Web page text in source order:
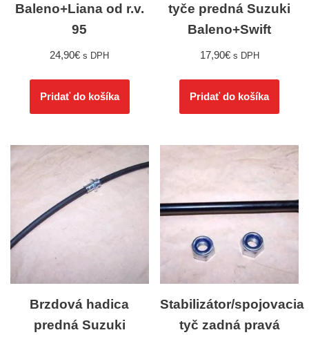
Baleno+Liana od r.v.
95
24,90€ s DPH
Pridať do košíka
tyče predná Suzuki
Baleno+Swift
17,90€ s DPH
Pridať do košíka
Brzdová hadica
predná Suzuki
Stabilizátor/spojovacia
tyč zadná pravá